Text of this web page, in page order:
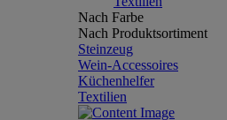
Nach Farbe
Nach Produktsortiment
Steinzeug
Wein-Accessoires
Küchenhelfer
Textilien